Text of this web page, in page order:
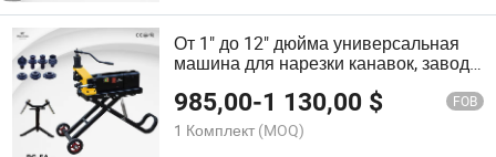
От 1" до 12" дюйма универсальная
машина для нарезки канавок, завод
труба, электрический
гидравлический инструмент для
нарезки канавок
985,00-1 130,00 $ FOB
1 Комплект (MOQ)